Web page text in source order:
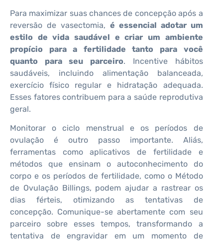
Para maximizar suas chances de concepção após a
reversão de vasectomia, é essencial adotar um
estilo de vida saudável e criar um ambiente
propício para a fertilidade tanto para você
quanto para seu parceiro. Incentive hábitos
saudáveis, incluindo alimentação balanceada,
exercício físico regular e hidratação adequada.
Esses fatores contribuem para a saúde reprodutiva
geral.
Monitorar o ciclo menstrual e os períodos de
ovulação é outro passo importante. Aliás,
ferramentas como aplicativos de fertilidade e
métodos que ensinam o autoconhecimento do
corpo e os períodos de fertilidade, como o Método
de Ovulação Billings, podem ajudar a rastrear os
dias férteis, otimizando as tentativas de
concepção. Comunique-se abertamente com seu
parceiro sobre esses tempos, transformando a
tentativa de engravidar em um momento de